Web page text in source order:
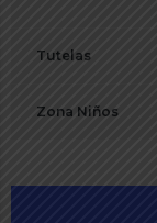
Tutelas
Zona Niños